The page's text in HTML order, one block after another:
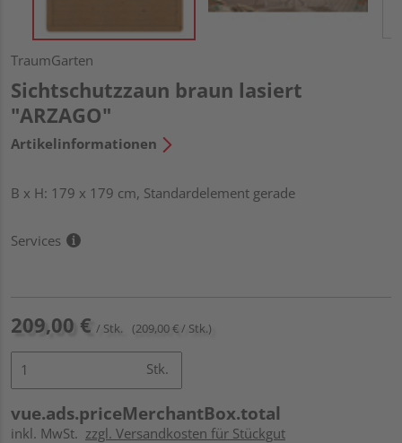
TraumGarten
Sichtschutzzaun braun lasiert
"ARZAGO"
Artikelinformationen
B x H: 179 x 179 cm, Standardelement gerade
Services
209,00 € / Stk. (209,00 € / Stk.)
Stk.
vue.ads.priceMerchantBox.total
inkl. MwSt. zzgl. Versandkosten für Stückgut